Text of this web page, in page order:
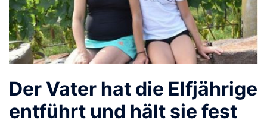
Der Vater hat die Elfjährige
entführt und hält sie fest